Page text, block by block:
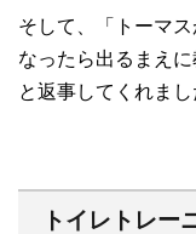
そして、「トーマ
なったら出るまえ
と返事してくれまし
トイレトレー